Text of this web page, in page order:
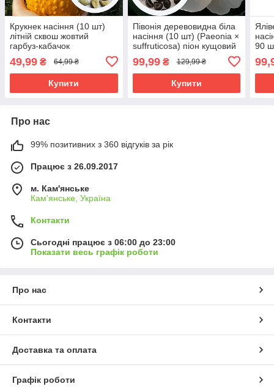
Крукнек насіння (10 шт)
літній сквош жовтий
гарбуз-кабачок
49,99 ₴ 64,99 ₴
Купити
Півонія деревовидна біла
насіння (10 шт) (Paeonia ×
suffruticosa) піон кущовий
99,99₴ 129,99 ₴
Купити
90
Про нас
99% позитивних з 360 відгуків за рік
Працює з 26.09.2017
м. Кам'янське
Кам'янське, Україна
Контакти
Сьогодні працює з 06:00 до 23:00
Показати весь графік роботи
Про нас
Контакти
Доставка та оплата
Графік роботи